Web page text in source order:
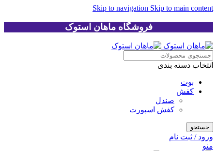
Skip to navigation Skip to main content
فروشگاه ماهان استوک
انتخاب دسته بندی
بوت
کفش
صندل
کفش اسپورت
جستجو
ورود / ثبت نام
منو